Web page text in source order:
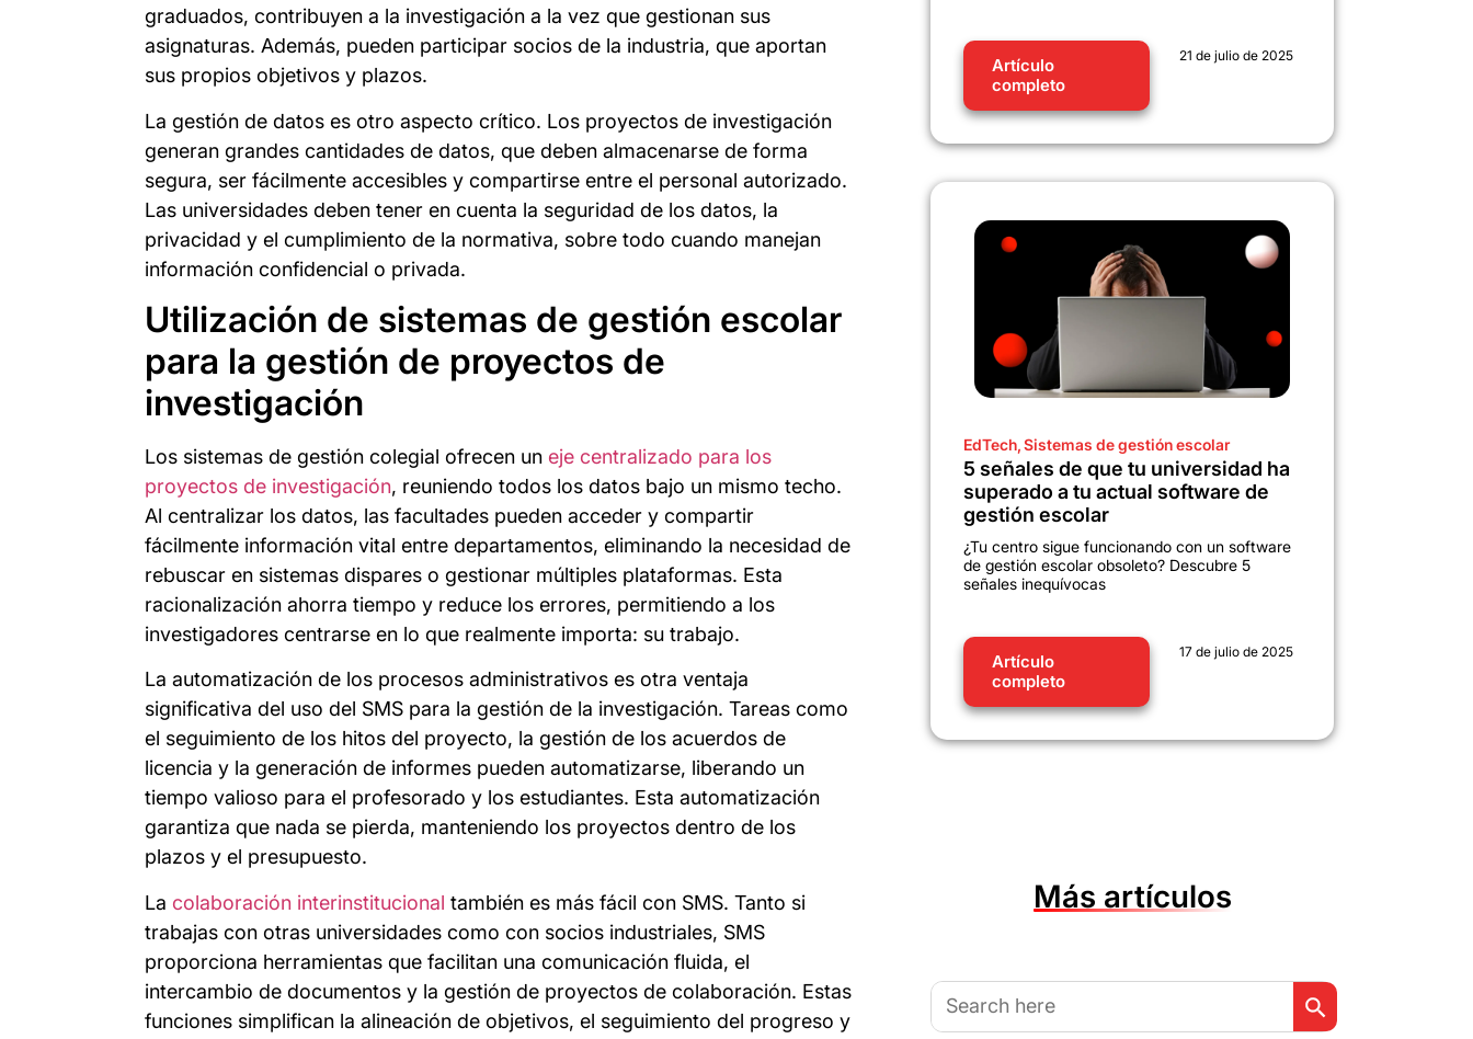
graduados, contribuyen a la investigación a la vez que gestionan sus
asignaturas. Además, pueden participar socios de la industria, que aportan
sus propios objetivos y plazos.
La gestión de datos es otro aspecto crítico. Los proyectos de investigación
generan grandes cantidades de datos, que deben almacenarse de forma
segura, ser fácilmente accesibles y compartirse entre el personal autorizado.
Las universidades deben tener en cuenta la seguridad de los datos, la
privacidad y el cumplimiento de la normativa, sobre todo cuando manejan
información confidencial o privada.
Utilización de sistemas de gestión escolar
para la gestión de proyectos de
investigación
Los sistemas de gestión colegial ofrecen un eje centralizado para los
proyectos de investigación, reuniendo todos los datos bajo un mismo techo.
Al centralizar los datos, las facultades pueden acceder y compartir
fácilmente información vital entre departamentos, eliminando la necesidad de
rebuscar en sistemas dispares o gestionar múltiples plataformas. Esta
racionalización ahorra tiempo y reduce los errores, permitiendo a los
investigadores centrarse en lo que realmente importa: su trabajo.
La automatización de los procesos administrativos es otra ventaja
significativa del uso del SMS para la gestión de la investigación. Tareas como
el seguimiento de los hitos del proyecto, la gestión de los acuerdos de
licencia y la generación de informes pueden automatizarse, liberando un
tiempo valioso para el profesorado y los estudiantes. Esta automatización
garantiza que nada se pierda, manteniendo los proyectos dentro de los
plazos y el presupuesto.
La colaboración interinstitucional también es más fácil con SMS. Tanto si
trabajas con otras universidades como con socios industriales, SMS
proporciona herramientas que facilitan una comunicación fluida, el
intercambio de documentos y la gestión de proyectos de colaboración. Estas
funciones simplifican la alineación de objetivos, el seguimiento del progreso y
Artículo
completo
21 de julio de 2025
EdTech,Sistemas de gestión escolar
5 señales de que tu universidad ha
superado a tu actual software de
gestión escolar
¿Tu centro sigue funcionando con un software
de gestión escolar obsoleto? Descubre 5
señales inequívocas
Artículo
completo
17 de julio de 2025
Más artículos
Buscar: Botón de búsqueda